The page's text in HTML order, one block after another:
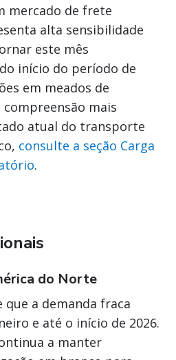
mercado de frete
alta sensibilidade
este mês
início do período de
em meados de
mais
atual do transporte
consulte a seção Carga
.
do Norte
que a demanda fraca
e até o início de 2026.
a manter